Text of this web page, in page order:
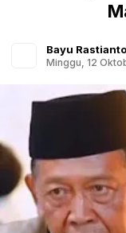
Bayu Rastianto
Minggu, 12